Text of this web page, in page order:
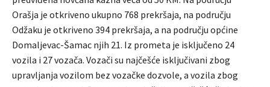
Orašja je otkriveno ukupno 768 prekršaja, na području
Odžaku je otkriveno 394 prekršaja, a na području općine
Domaljevac-Šamac njih 21. Iz prometa je isključeno 24
vozila i 27 vozača. Vozači su najčešće isključivani zbog
upravljanja vozilom bez vozačke dozvole, a vozila zbog